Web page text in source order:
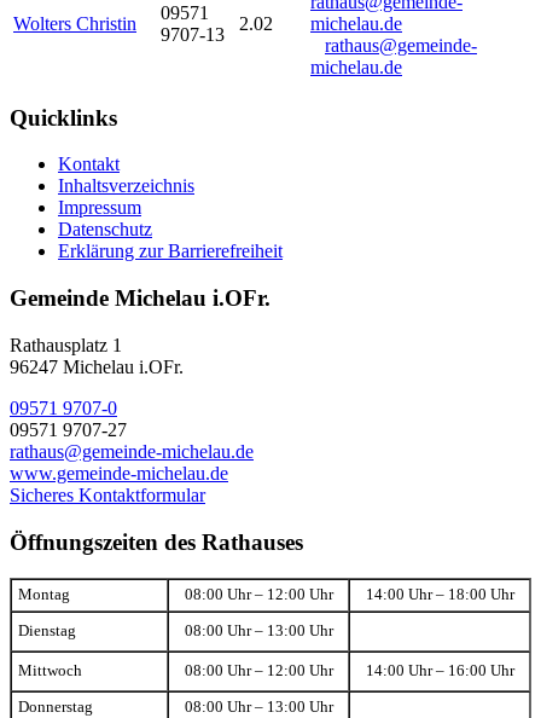
Wolters Christin
09571
9707-13
2.02
rathaus@gemeinde-
michelau.de
Quicklinks
Kontakt
Inhaltsverzeichnis
Impressum
Datenschutz
Erklärung zur Barrierefreiheit
Gemeinde Michelau i.OFr.
Rathausplatz 1
96247 Michelau i.OFr.
09571 9707-0
09571 9707-27
rathaus@gemeinde-michelau.de
www.gemeinde-michelau.de
Sicheres Kontaktformular
Öffnungszeiten des Rathauses
Montag 08:00 Uhr – 12:00 Uhr 14:00 Uhr – 18:00 Uhr
Dienstag 08:00 Uhr – 13:00 Uhr
Mittwoch 08:00 Uhr – 12:00 Uhr 14:00 Uhr – 16:00 Uhr
Donnerstag 08:00 Uhr – 13:00 Uhr